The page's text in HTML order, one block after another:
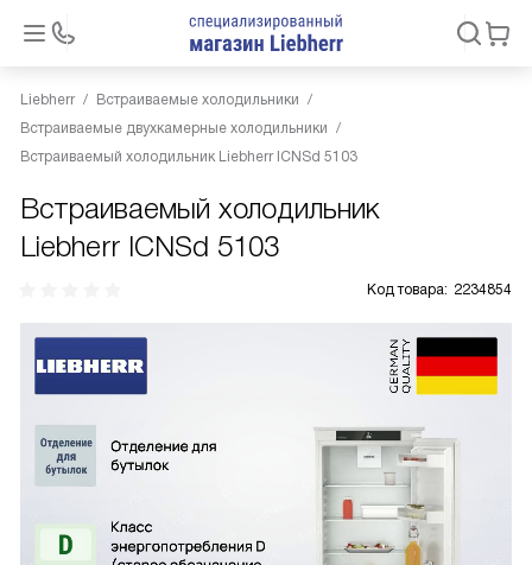
Liebherr
Встраиваемые холодильники
Встраиваемые двухкамерные холодильники
Встраиваемый холодильник Liebherr ICNSd 5103
Встраиваемый холодильник
Liebherr ICNSd 5103
Код товара: 2234854